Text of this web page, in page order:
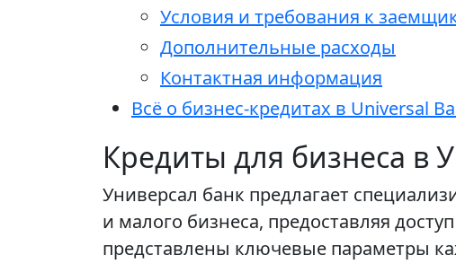
Условия и требования к
Дополнительные расходы
Контактная информация
Всё о бизнес-кредитах в Universal
Кредиты для бизнеса в
Универсал банк предлагает
и малого бизнеса, предоставляя
представлены ключевые параметры